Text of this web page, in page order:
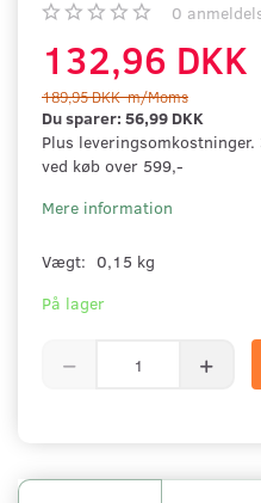
0
132,96 DKK
189,95 DKKm/Moms
Du sparer: 56,99 DKK
Plus
ved køb over 599,-
Mere information
Vægt: 0,15 kg
På lager